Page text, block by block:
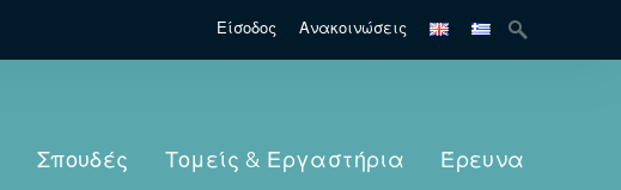
Είσοδος Ανακοινώσεις
Search
for:
Σπουδές Τομείς & Εργαστήρια
Έρευνα